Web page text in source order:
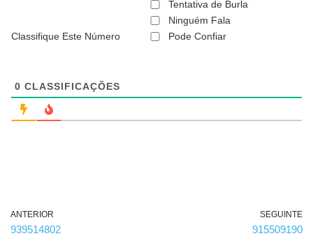
a
ó
Classifique Este Número
Tentativa de Burla
Ninguém Fala
Pode Confiar
0 CLASSIFICAÇÕES
ANTERIOR
939514802
SEGUINTE
915509190